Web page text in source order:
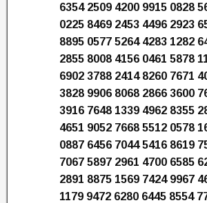
6354 2509 4200 9915 0828
0225 8469 2453 4496 2923
8895 0577 5264 4283 1282
2855 8008 4156 0461 5878
6902 3788 2414 8260 7671
3828 9906 8068 2866 3600
3916 7648 1339 4962 8355
4651 9052 7668 5512 0578
0887 6456 7044 5416 8619
7067 5897 2961 4700 6585
2891 8875 1569 7424 9967
1179 9472 6280 6445 8554